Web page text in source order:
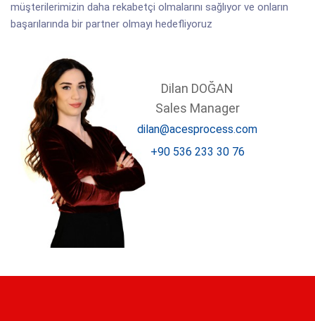
müşterilerimizin daha rekabetçi olmalarını sağlıyor ve onların
başarılarında bir partner olmayı hedefliyoruz
Dilan DOĞAN
Sales Manager
dilan@acesprocess.com
+90 536 233 30 76